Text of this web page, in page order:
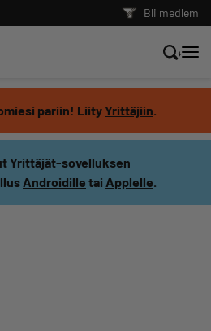
Bli medlem
pariin! LiityYrittäjiin.
Yrittäjät-sovelluksen
Androidille tai Applelle.
och utbildningar